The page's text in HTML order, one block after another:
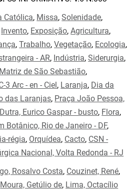
Católica, Missa,Solenidade,
Invento, Exposição,Agricultura,
,Trabalho,Vegetação, Ecologia,
- AR, Indústria,Siderurgia,
de São Sebastião,
3 Arc - en - Ciel, Laranja, Dia da
das Laranjas, Praça João Pessoa,
Dutra, Eurico Gaspar - busto, Flora,
Botânico, Rio de Janeiro - DF,
régia, Orquídea, Cacto, CSN -
Nacional, Volta Redonda - RJ
Rosalvo Costa, Couzinet, René,
Moura, Getúlio de, Lima, Octacílio